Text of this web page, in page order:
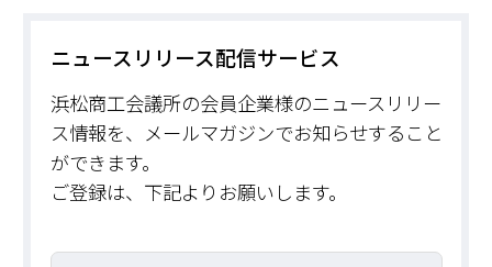
ニュースリリース配信サービス
浜松商工会議所の会員企業様のニュースリリー
ス情報を、メールマガジンでお知らせすること
ができます。
ご登録は、下記よりお願いします。